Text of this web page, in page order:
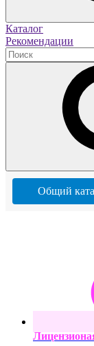
Каталог
Рекомендации
Общий